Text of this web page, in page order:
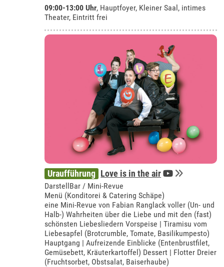
09:00-13:00 Uhr, Hauptfoyer, Kleiner Saal, intimes
Theater, Eintritt frei
Uraufführung Love is in the air
DarstellBar / Mini-Revue
Menü (Konditorei & Catering Schäpe)
eine Mini-Revue von Fabian Ranglack voller (Un- und
Halb-) Wahrheiten über die Liebe und mit den (fast)
schönsten Liebesliedern Vorspeise | Tiramisu vom
Liebesapfel (Brotcrumble, Tomate, Basilikumpesto)
Hauptgang | Aufreizende Einblicke (Entenbrustfilet,
Gemüsebett, Kräuterkartoffel) Dessert | Flotter Dreier
(Fruchtsorbet, Obstsalat, Baiserhaube)